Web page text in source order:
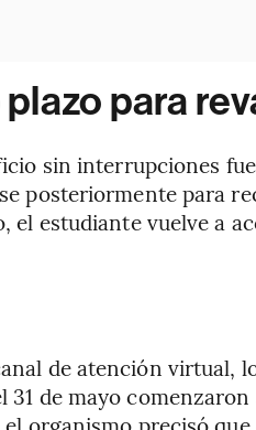
para
sin interrupciones fue
posteriormente para
estudiante vuelve a
de atención virtual,
de mayo